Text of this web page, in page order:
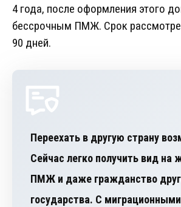
4 года, после оформления этого
бессрочным ПМЖ. Срок
90 дней.
Переехать в другую страну
Сейчас легко получить вид на
ПМЖ и даже гражданство
государства. С